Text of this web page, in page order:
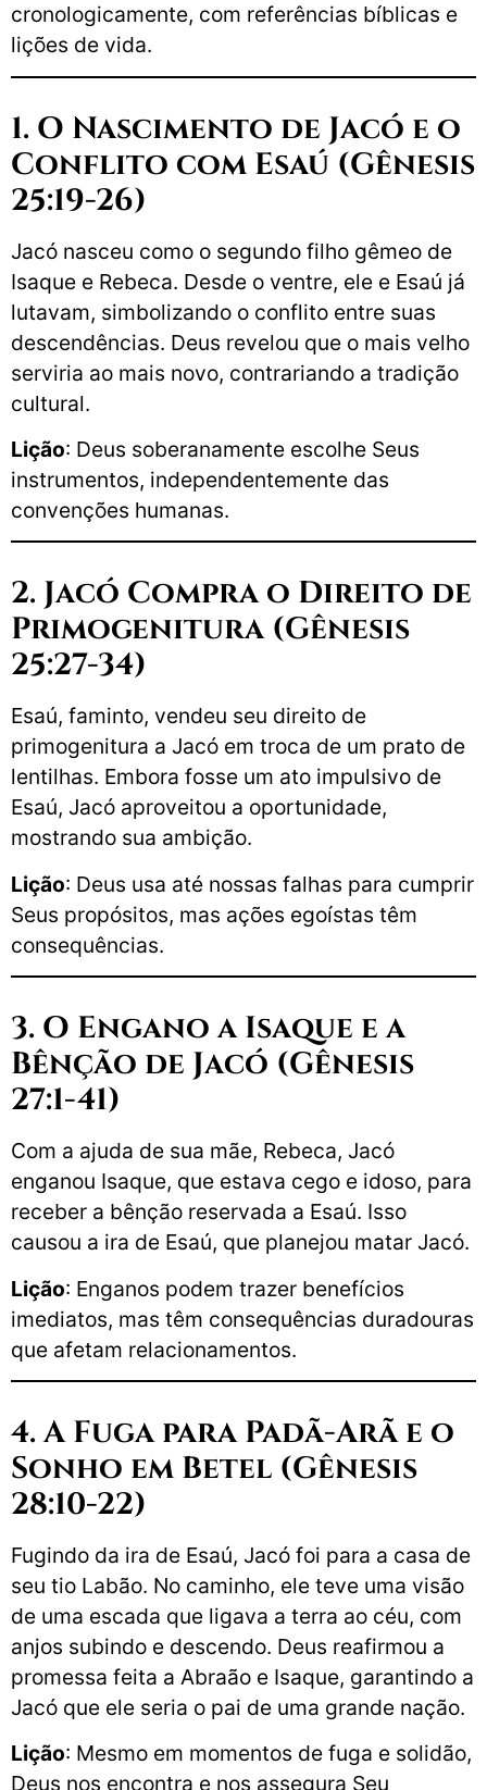
cronologicamente, com referências bíblicas e
lições de vida.
1. O Nascimento de Jacó e o
Conflito com Esaú (Gênesis
25:19-26)
Jacó nasceu como o segundo filho gêmeo de
Isaque e Rebeca. Desde o ventre, ele e Esaú já
lutavam, simbolizando o conflito entre suas
descendências. Deus revelou que o mais velho
serviria ao mais novo, contrariando a tradição
cultural.
Lição: Deus soberanamente escolhe Seus
instrumentos, independentemente das
convenções humanas.
2. Jacó Compra o Direito de
Primogenitura (Gênesis
25:27-34)
Esaú, faminto, vendeu seu direito de
primogenitura a Jacó em troca de um prato de
lentilhas. Embora fosse um ato impulsivo de
Esaú, Jacó aproveitou a oportunidade,
mostrando sua ambição.
Lição: Deus usa até nossas falhas para cumprir
Seus propósitos, mas ações egoístas têm
consequências.
3. O Engano a Isaque e a
Bênção de Jacó (Gênesis
27:1-41)
Com a ajuda de sua mãe, Rebeca, Jacó
enganou Isaque, que estava cego e idoso, para
receber a bênção reservada a Esaú. Isso
causou a ira de Esaú, que planejou matar Jacó.
Lição: Enganos podem trazer benefícios
imediatos, mas têm consequências duradouras
que afetam relacionamentos.
4. A Fuga para Padã-Arã e o
Sonho em Betel (Gênesis
28:10-22)
Fugindo da ira de Esaú, Jacó foi para a casa de
seu tio Labão. No caminho, ele teve uma visão
de uma escada que ligava a terra ao céu, com
anjos subindo e descendo. Deus reafirmou a
promessa feita a Abraão e Isaque, garantindo a
Jacó que ele seria o pai de uma grande nação.
Lição: Mesmo em momentos de fuga e solidão,
Deus nos encontra e nos assegura Seu